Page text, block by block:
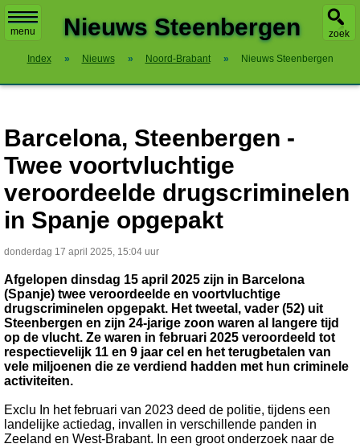
menu zoek
Nieuws Steenbergen
Index » Nieuws » Noord-Brabant » Nieuws Steenbergen
Barcelona, Steenbergen -
Twee voortvluchtige
veroordeelde drugscriminelen
in Spanje opgepakt
donderdag 17 april 2025, 15:04 uur
Afgelopen dinsdag 15 april 2025 zijn in Barcelona
(Spanje) twee veroordeelde en voortvluchtige
drugscriminelen opgepakt. Het tweetal, vader (52) uit
Steenbergen en zijn 24-jarige zoon waren al langere tijd
op de vlucht. Ze waren in februari 2025 veroordeeld tot
respectievelijk 11 en 9 jaar cel en het terugbetalen van
vele miljoenen die ze verdiend hadden met hun criminele
activiteiten.
Exclu In het februari van 2023 deed de politie, tijdens een
landelijke actiedag, invallen in verschillende panden in
Zeeland en West-Brabant. In een groot onderzoek naar de